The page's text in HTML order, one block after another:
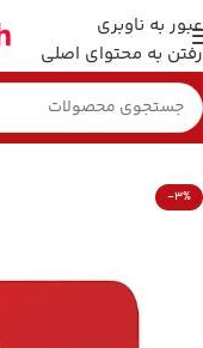
عبور به ناوبری
رفتن به محتوای اصلی
خانه هارد و فلش مموری
-3%